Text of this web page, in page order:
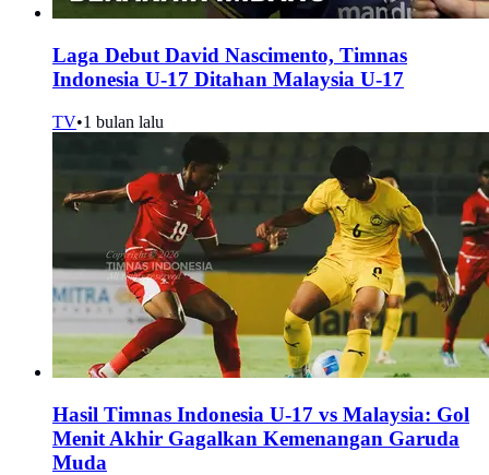
Laga Debut David Nascimento, Timnas
Indonesia U-17 Ditahan Malaysia U-17
TV•1 bulan lalu
Hasil Timnas Indonesia U-17 vs Malaysia: Gol
Menit Akhir Gagalkan Kemenangan Garuda
Muda